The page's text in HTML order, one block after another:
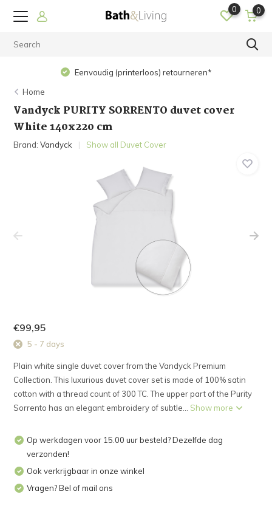
0 0
Eenvoudig (printerloos) retourneren*
Home
Vandyck PURITY SORRENTO duvet cover
White 140x220 cm
Brand:Vandyck Show all Duvet Cover
€99,95
5 - 7 days
Plain white single duvet cover from the Vandyck Premium
Collection. This luxurious duvet cover set is made of 100% satin
cotton with a thread count of 300 TC. The upper part of the Purity
Sorrento has an elegant embroidery of subtle... Show more
Op werkdagen voor 15.00 uur besteld? Dezelfde dag
verzonden!
Ook verkrijgbaar in onze winkel
Vragen? Bel of mail ons